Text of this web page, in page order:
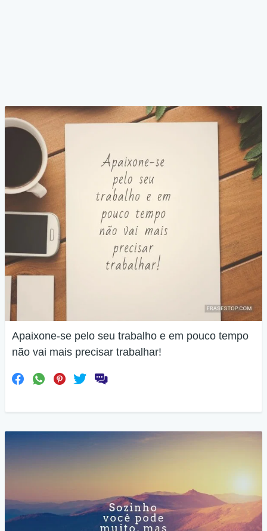
Apaixone-se pelo seu trabalho e em pouco tempo
não vai mais precisar trabalhar!